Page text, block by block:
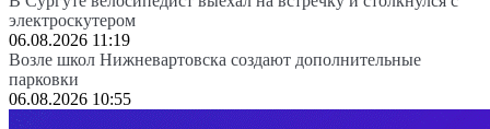
электроскутером
06.08.2026 11:19
Возле школ Нижневартовска создают дополнительные
парковки
06.08.2026 10:55